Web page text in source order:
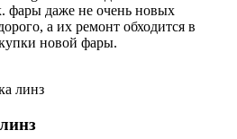
фары даже не очень новых
а их ремонт обходится в
новой фары.